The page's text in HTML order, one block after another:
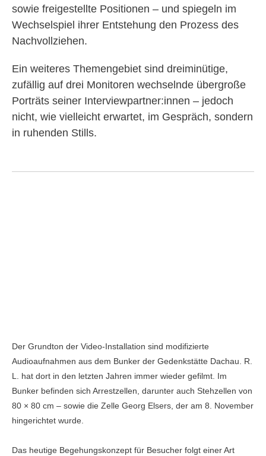
sowie freigestellte Positionen – und spiegeln im
Wechselspiel ihrer Entstehung den Prozess des
Nachvollziehen.
Ein weiteres Themengebiet sind dreiminütige,
zufällig auf drei Monitoren wechselnde übergroße
Porträts seiner Interviewpartner:innen – jedoch
nicht, wie vielleicht erwartet, im Gespräch, sondern
in ruhenden Stills.
Der Grundton der Video-Installation sind modifizierte
Audioaufnahmen aus dem Bunker der Gedenkstätte Dachau. R.
L. hat dort in den letzten Jahren immer wieder gefilmt. Im
Bunker befinden sich Arrestzellen, darunter auch Stehzellen von
80 × 80 cm – sowie die Zelle Georg Elsers, der am 8. November
hingerichtet wurde.
Das heutige Begehungskonzept für Besucher folgt einer Art